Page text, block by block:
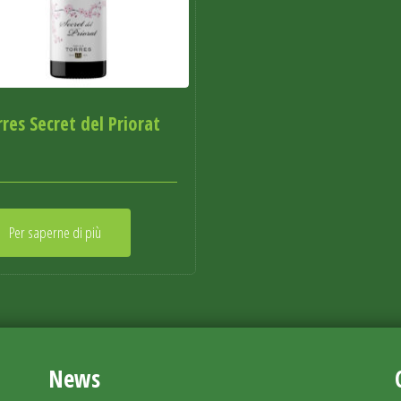
Secret del Priorat
Per saperne di più
News